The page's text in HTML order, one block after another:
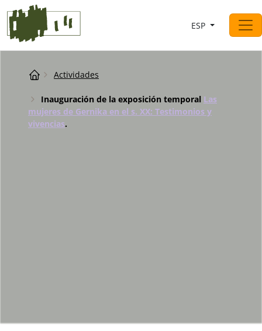
Saltar al contingut
Navegación principal
ESP
Breadcrumb
Actividades
Inauguración de la exposición temporal Las
mujeres de Gernika en el s. XX: Testimonios y
vivencias.